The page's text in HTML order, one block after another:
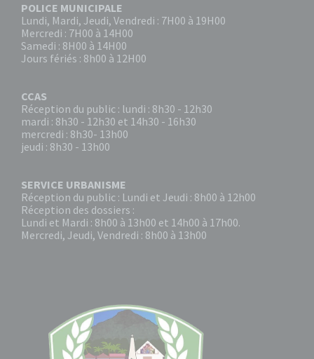
POLICE MUNICIPALE
Lundi, Mardi, Jeudi, Vendredi : 7H00 à 19H00
Mercredi : 7H00 à 14H00
Samedi : 8H00 à 14H00
Jours fériés : 8h00 à 12H00
CCAS
Réception du public : lundi : 8h30 - 12h30
mardi : 8h30 - 12h30 et 14h30 - 16h30
mercredi : 8h30- 13h00
jeudi : 8h30 - 13h00
SERVICE URBANISME
Réception du public : Lundi et Jeudi : 8h00 à 12h00
Réception des dossiers :
Lundi et Mardi : 8h00 à 13h00 et 14h00 à 17h00.
Mercredi, Jeudi, Vendredi : 8h00 à 13h00